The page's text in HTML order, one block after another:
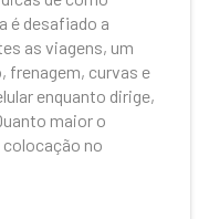
é desafiado a
as viagens, um
frenagem, curvas e
enquanto dirige,
maior o
colocação no